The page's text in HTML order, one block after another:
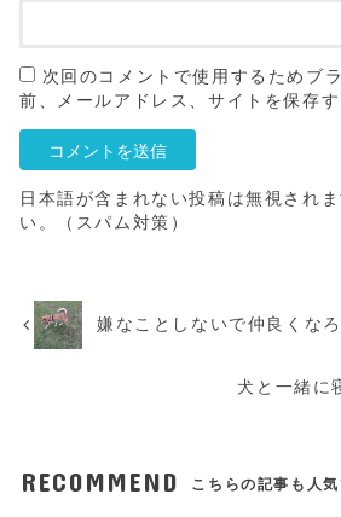
次回のコメントで使用するためブ
前、メールアドレス、サイトを保存す
日本語が含まれない投稿は無視され
い。（スパム対策）
嫌なことしないで仲良くなろ
犬と一緒に
RECOMMEND こちらの記事も人気